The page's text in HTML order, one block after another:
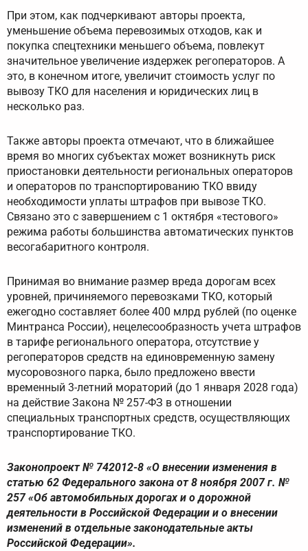
При этом, как подчеркивают авторы проекта,
уменьшение объема перевозимых отходов, как и
покупка спецтехники меньшего объема, повлекут
значительное увеличение издержек регоператоров. А
это, в конечном итоге, увеличит стоимость услуг по
вывозу ТКО для населения и юридических лиц в
несколько раз.
Также авторы проекта отмечают, что в ближайшее
время во многих субъектах может возникнуть риск
приостановки деятельности региональных операторов
и операторов по транспортированию ТКО ввиду
необходимости уплаты штрафов при вывозе ТКО.
Связано это с завершением с 1 октября «тестового»
режима работы большинства автоматических пунктов
весогабаритного контроля.
Принимая во внимание размер вреда дорогам всех
уровней, причиняемого перевозками ТКО, который
ежегодно составляет более 400 млрд рублей (по оценке
Минтранса России), нецелесообразность учета штрафов
в тарифе регионального оператора, отсутствие у
регоператоров средств на единовременную замену
мусоровозного парка, было предложено ввести
временный 3-летний мораторий (до 1 января 2028 года)
на действие Закона № 257-ФЗ в отношении
специальных транспортных средств, осуществляющих
транспортирование ТКО.
Законопроект № 742012-8 «О внесении изменения в
статью 62 Федерального закона от 8 ноября 2007 г. №
257 «Об автомобильных дорогах и о дорожной
деятельности в Российской Федерации и о внесении
изменений в отдельные законодательные акты
Российской Федерации».